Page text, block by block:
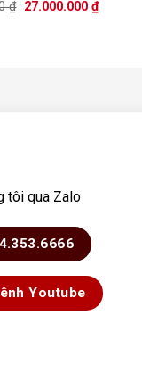
₫ Giá
27.000.000 ₫Giá
hiện
tôi qua Zalo
Youtube